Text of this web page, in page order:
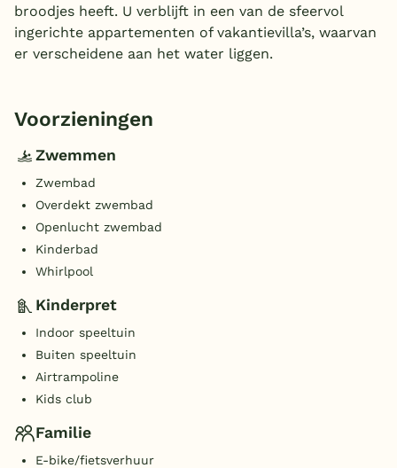
broodjes heeft. U verblijft in een van de sfeervol
ingerichte appartementen of vakantievilla’s, waarvan
er verscheidene aan het water liggen.
Voorzieningen
Zwemmen
Zwembad
Overdekt zwembad
Openlucht zwembad
Kinderbad
Whirlpool
Kinderpret
Indoor speeltuin
Buiten speeltuin
Airtrampoline
Kids club
Familie
E-bike/fietsverhuur